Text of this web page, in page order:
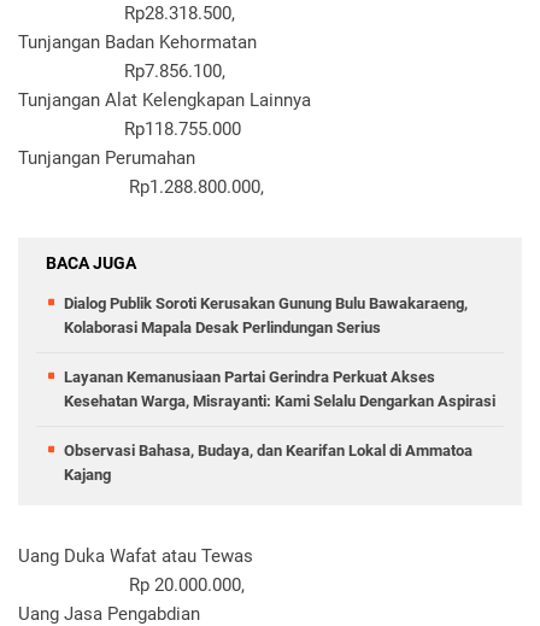
Rp28.318.500,
Tunjangan Badan Kehormatan
Rp7.856.100,
Tunjangan Alat Kelengkapan Lainnya
Rp118.755.000
Tunjangan Perumahan
Rp1.288.800.000,
BACA JUGA
Dialog Publik Soroti Kerusakan Gunung Bulu Bawakaraeng,
Kolaborasi Mapala Desak Perlindungan Serius
Layanan Kemanusiaan Partai Gerindra Perkuat Akses
Kesehatan Warga, Misrayanti: Kami Selalu Dengarkan Aspirasi
Observasi Bahasa, Budaya, dan Kearifan Lokal di Ammatoa
Kajang
Uang Duka Wafat atau Tewas
Rp 20.000.000,
Uang Jasa Pengabdian